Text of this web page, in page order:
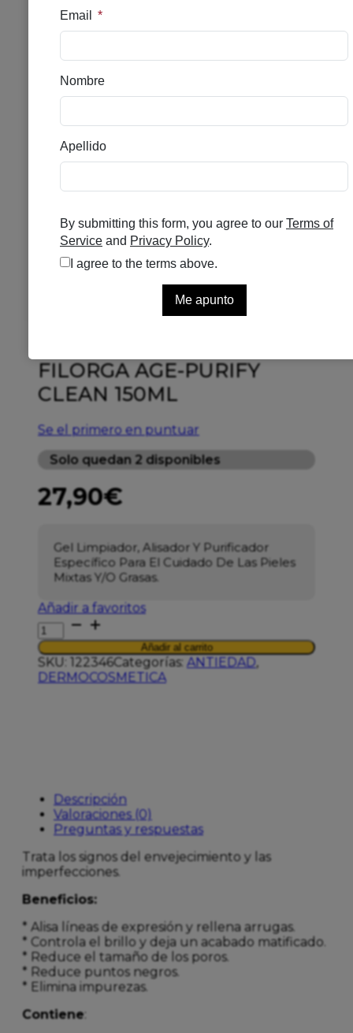
FILORGA AGE-PURIFY
CLEAN 150ML
Se el primero en puntuar
Solo quedan 2 disponibles
27,90€
Gel Limpiador, Alisador Y Purificador
Específico Para El Cuidado De Las Pieles
Mixtas Y/o Grasas.
Añadir a favoritos
FILORGA
AGE-
PURIFY
CLEAN
150ML
Añadir al carrito
SKU: 122346Categorías: ANTIEDAD,
DERMOCOSMETICA
Descripción
Valoraciones (0)
Preguntas y respuestas
Trata los signos del envejecimiento y las
imperfecciones.
Beneficios:
* Alisa líneas de expresión y rellena arrugas.
* Controla el brillo y deja un acabado matificado.
* Reduce el tamaño de los poros.
* Reduce puntos negros.
* Elimina impurezas.
Contiene